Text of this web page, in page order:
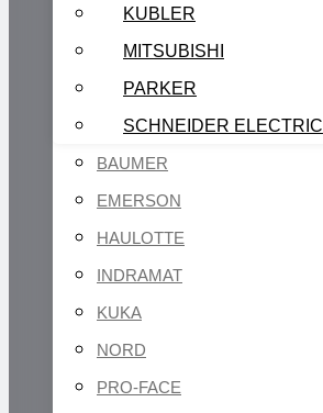
KUBLER
MITSUBISHI
PARKER
SCHNEIDER ELECTRIC
BAUMER
EMERSON
HAULOTTE
INDRAMAT
KUKA
NORD
PRO-FACE